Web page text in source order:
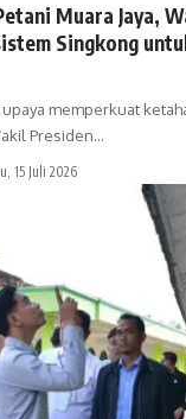
Muara Jaya,
Singkong
memperkuat
Presiden…
15 Juli 2026